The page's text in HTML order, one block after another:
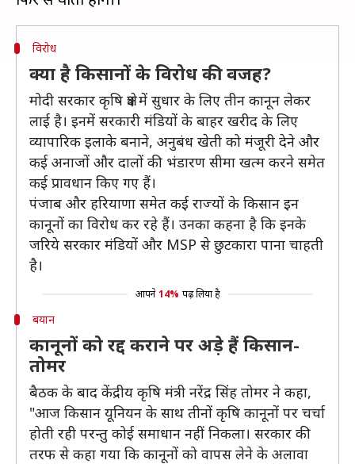
विरोध
क्या है किसानों के विरोध की वजह?
मोदी सरकार कृषि क्षेत्र में सुधार के लिए तीन कानून लेकर
लाई है। इनमें सरकारी मंडियों के बाहर खरीद के लिए
व्यापारिक इलाके बनाने, अनुबंध खेती को मंजूरी देने और
कई अनाजों और दालों की भंडारण सीमा खत्म करने समेत
कई प्रावधान किए गए हैं।
पंजाब और हरियाणा समेत कई राज्यों के किसान इन
कानूनों का विरोध कर रहे हैं। उनका कहना है कि इनके
जरिये सरकार मंडियों और MSP से छुटकारा पाना चाहती
है।
आपने 14% पढ़ लिया है
बयान
कानूनों को रद्द कराने पर अड़े हैं किसान-
तोमर
बैठक के बाद केंद्रीय कृषि मंत्री नरेंद्र सिंह तोमर ने कहा,
"आज किसान यूनियन के साथ तीनों कृषि कानूनों पर चर्चा
होती रही परन्तु कोई समाधान नहीं निकला। सरकार की
तरफ से कहा गया कि कानूनों को वापस लेने के अलावा